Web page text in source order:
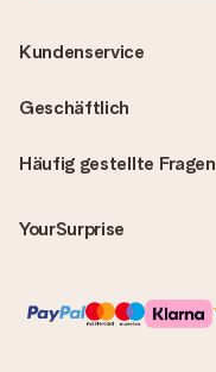
Häufig gestellte Fragen
YourSurprise
Kundenservice
Geschäftlich